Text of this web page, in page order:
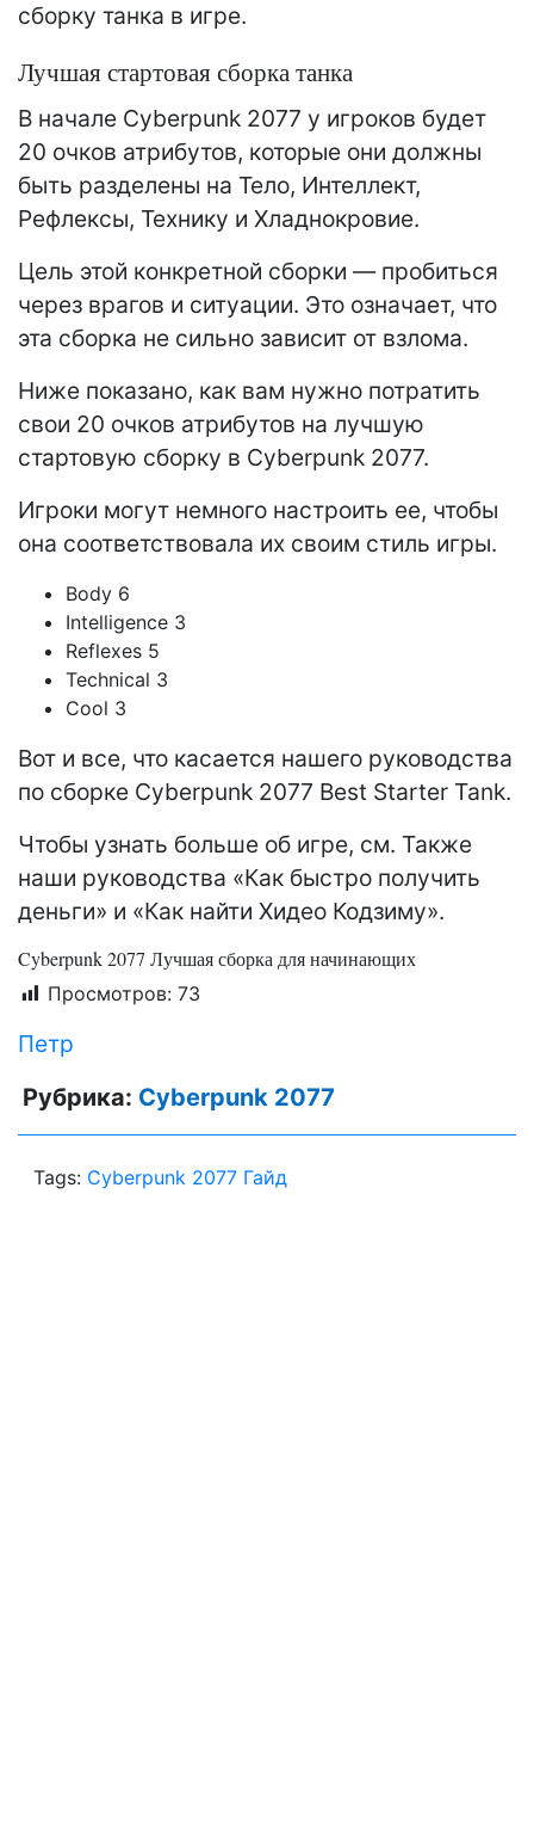
сборку танка в игре.
Лучшая стартовая сборка танка
В начале Cyberpunk 2077 у игроков будет
20 очков атрибутов, которые они должны
быть разделены на Тело, Интеллект,
Рефлексы, Технику и Хладнокровие.
Цель этой конкретной сборки — пробиться
через врагов и ситуации. Это означает, что
эта сборка не сильно зависит от взлома.
Ниже показано, как вам нужно потратить
свои 20 очков атрибутов на лучшую
стартовую сборку в Cyberpunk 2077.
Игроки могут немного настроить ее, чтобы
она соответствовала их своим стиль игры.
Body 6
Intelligence 3
Reflexes 5
Technical 3
Cool 3
Вот и все, что касается нашего руководства
по сборке Cyberpunk 2077 Best Starter Tank.
Чтобы узнать больше об игре, см. Также
наши руководства «Как быстро получить
деньги» и «Как найти Хидео Кодзиму».
Cyberpunk 2077 Лучшая сборка для начинающих
Просмотров: 73
Петр
Рубрика: Cyberpunk 2077
Tags: Cyberpunk 2077 Гайд